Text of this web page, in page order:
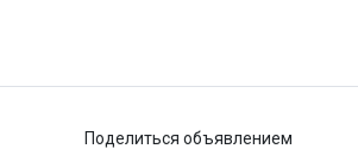
Поделиться объявлением